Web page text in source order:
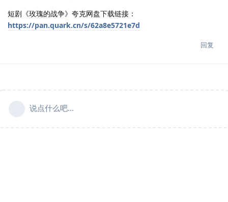
短剧《玫瑰的战争》夸克网盘下载链接：
https://pan.quark.cn/s/62a8e5721e7d
回复
说点什么吧...